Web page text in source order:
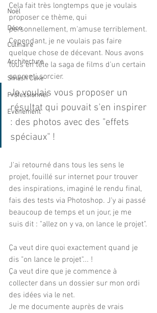
Noël
Déco
Culinaire
Architecture
Smash Cake
Professionnel
Evénement
Cela fait très longtemps que je voulais
proposer ce thème, qui
personnellement, m'amuse terriblement.
Cependant, je ne voulais pas faire
quelque chose de décevant. Nous avons
tous en tête la saga de films d'un certain
apprenti sorcier.
Je voulais vous proposer un
résultat qui pouvait s'en inspirer
: des photos avec des "effets
spéciaux" !
J'ai retourné dans tous les sens le
projet, fouillé sur internet pour trouver
des inspirations, imaginé le rendu final,
fais des tests via Photoshop. J'y ai passé
beaucoup de temps et un jour, je me
suis dit : "allez on y va, on lance le projet".
Ça veut dire quoi exactement quand je
dis "on lance le projet"... !
Ça veut dire que je commence à
collecter dans un dossier sur mon ordi
des idées via le net.
Je me documente auprès de vrais